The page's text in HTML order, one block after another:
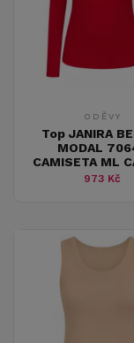
ODĚVY
Top JANIRA
MODAL
CAMISETA ML
973 Kč